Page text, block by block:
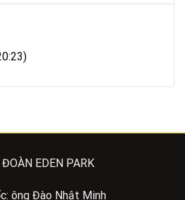
EDEN PARK
ông Đào Nhật Minh